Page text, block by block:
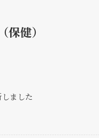
保健）
ました